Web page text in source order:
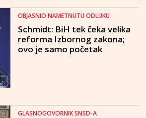
OBJASNIO NAMETNUTU ODLUKU
Schmidt: BiH tek čeka velika
reforma Izbornog zakona;
ovo je samo početak
GLASNOGOVORNIK SNSD-A